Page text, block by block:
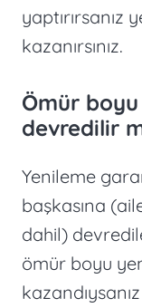
yaptırırsanız
kazanırsınız.
Ömür
devredilir
Yenileme
başkasına
dahil)
ömür boyu